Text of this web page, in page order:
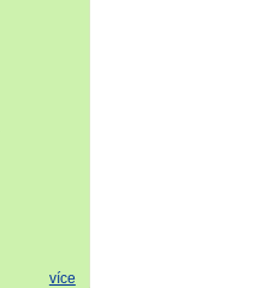
více